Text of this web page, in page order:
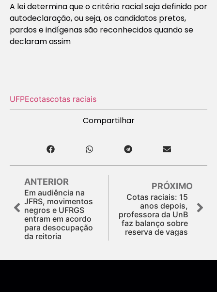
A lei determina que o critério racial seja definido por
autodeclaração, ou seja, os candidatos pretos,
pardos e indígenas são reconhecidos quando se
declaram assim
UFPEcotascotas raciais
Compartilhar
ANTERIOR
Em audiência na
JFRS, movimentos
negros e UFRGS
entram em acordo
para desocupação
da reitoria
PRÓXIMO
Cotas raciais: 15
anos depois,
professora da UnB
faz balanço sobre
reserva de vagas